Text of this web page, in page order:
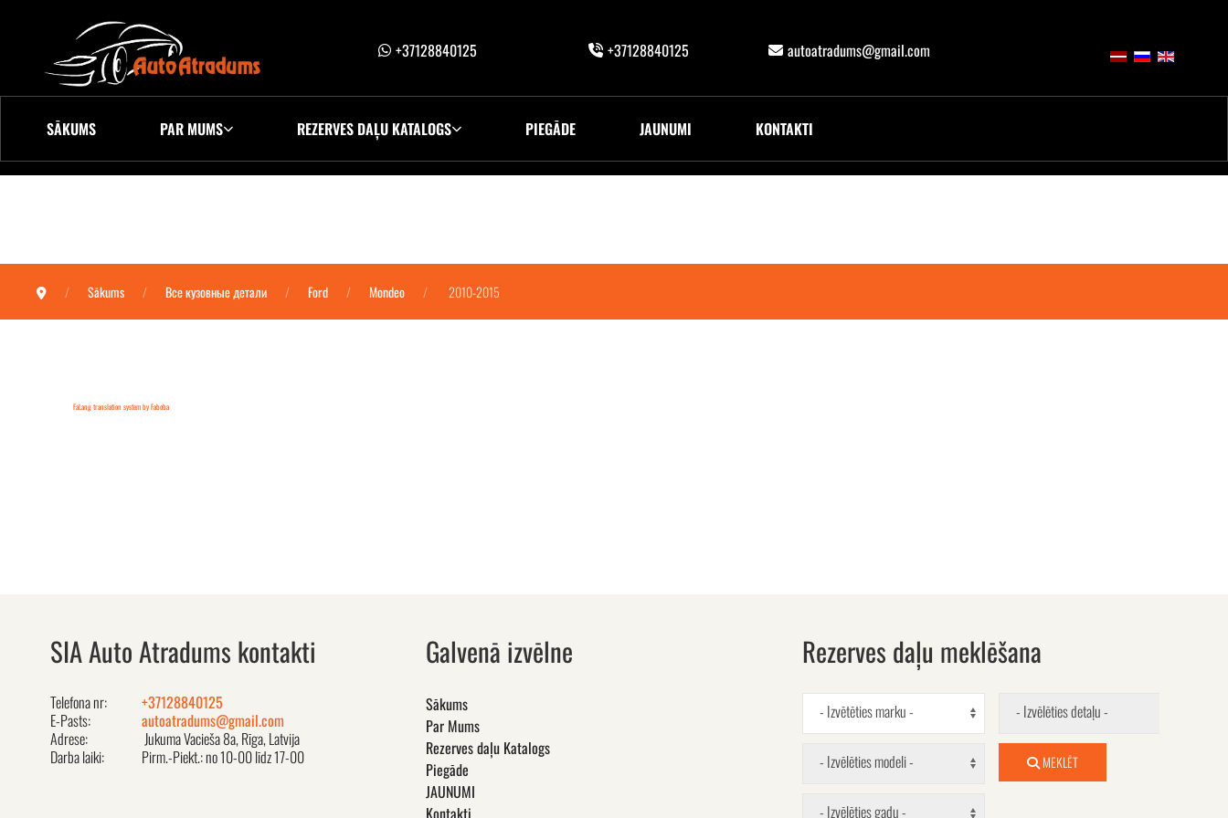
+37128840125 +37128840125 autoatradums@gmail.com
SĀKUMS PAR MUMS REZERVES DAĻU KATALOGS PIEGĀDE JAUNUMI KONTAKTI
Sākums Все кузовные детали Ford Mondeo 2010-2015
FaLang translation system by Faboba
SIA Auto Atradums kontakti
Telefona nr:
+37128840125
E-Pasts:
autoatradums@gmail.com
Adrese:
Jukuma Vacieša 8a, Rīga, Latvija
Darba laiki:
Pirm.-Piekt.: no 10-00 līdz 17-00
Galvenā izvēlne
Sākums
Par Mums
Rezerves daļu Katalogs
Piegāde
JAUNUMI
Kontakti
Rezerves daļu meklēšana
- Izvētēties marku -
- Izvēlēties modeli -
- Izvēlēties gadu -
- Izvēlēties detaļu -
MEKLĒT